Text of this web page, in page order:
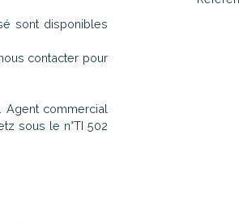
sont disponibles
contacter pour
Agent commercial
sous le n°TI 502